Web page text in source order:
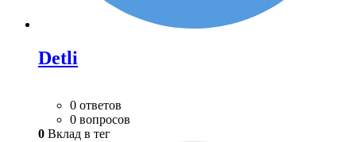
Detli
0 ответов
0 вопросов
0 Вклад в тег